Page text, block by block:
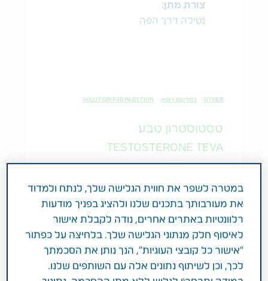
צורת מתן:
נטילה דרך הפה
OTHER במרשם רופא SOLUTION FOR INJECTION
טסטוסטרון טבע
TESTOSTERONE TEVA
צורת מינון:
במטרה לשפר את חווית הגלישה שלך, לנתח ולמדוד
את מעורבותך בתכנים שלנו ולהציג בפניך מודעות
רלוונטיות באתרים אחרים, נודה לקבלת אישור
לאיסוף חלק מנתוני הגלישה שלך. בלחיצה על כפתור
"אישור כל קובצי העוגיות", הנך נותן את הסכמתך
לכך, וכן לשיתוף נתונים אלה עם השותפים שלנו.